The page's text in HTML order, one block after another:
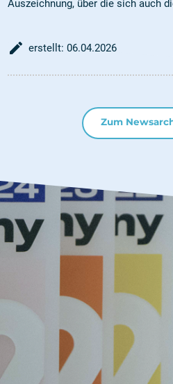
Auszeichnung, über die sich auch
edit_document
erstellt: 06.04.2026
Zum